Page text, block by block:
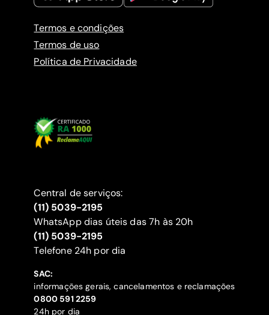
Termos e condições
Termos de uso
Política de Privacidade
Central de serviços:
(11) 5039-2195
WhatsApp dias úteis das 7h às 20h
(11) 5039-2195
‍Telefone 24h por dia
SAC:
informações gerais, cancelamentos e reclamações
‍0800 591 2259
24h por dia